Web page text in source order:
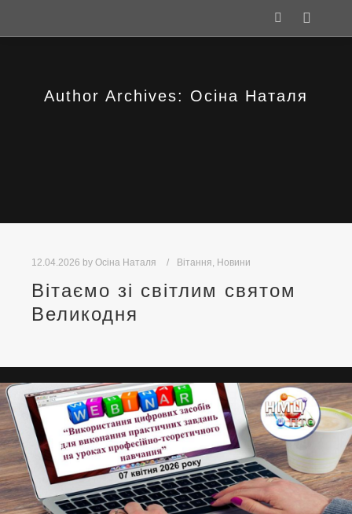
SearchMain
Author Archives: Осіна Наталя
12.04.2026 by Осіна Наталя Вітання Новини
Вітаємо зі світлим святом
Великодня